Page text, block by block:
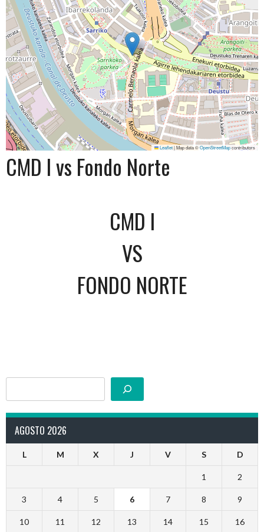
Leaflet|Map data ©OpenStreetMapcontributors
CMD I vs Fondo Norte
CMD I
VS
FONDO NORTE
AGOSTO 2026
L M X J V S D
1 2
3 4 5 6 7 8 9
10 11 12 13 14 15 16